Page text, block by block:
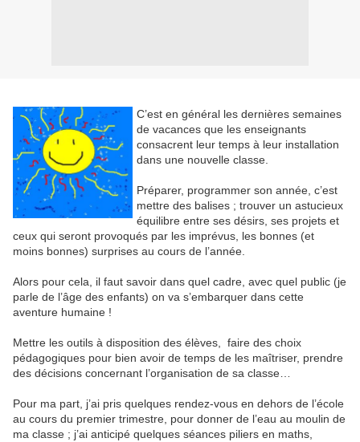
C’est en général les dernières semaines
de vacances que les enseignants
consacrent leur temps à leur installation
dans une nouvelle classe.
Préparer, programmer son année, c’est
mettre des balises ; trouver un astucieux
équilibre entre ses désirs, ses projets et
ceux qui seront provoqués par les imprévus, les bonnes (et
moins bonnes) surprises au cours de l’année.
Alors pour cela, il faut savoir dans quel cadre, avec quel public (je
parle de l’âge des enfants) on va s’embarquer dans cette
aventure humaine !
Mettre les outils à disposition des élèves,
faire des choix
pédagogiques pour bien avoir de temps de les maîtriser, prendre
des décisions concernant l’organisation de sa classe…
Pour ma part, j’ai pris quelques rendez-vous en dehors de l’école
au cours du premier trimestre, pour donner de l’eau au moulin de
ma classe ; j’ai anticipé quelques séances piliers en maths,